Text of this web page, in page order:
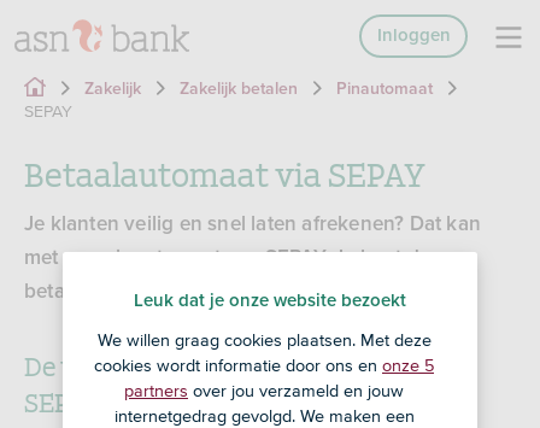
Inloggen
Zakelijk Zakelijk betalen Pinautomaat
SEPAY
Betaalautomaat via SEPAY
Je klanten veilig en snel laten afrekenen? Dat kan
met een pinautomaat van SEPAY. Je kunt de
betaalautomaat kopen, leasen of huren.
De voordelen van een pinautomaat via
SEPAY
Leuk dat je onze website bezoekt
We willen graag cookies plaatsen. Met deze
cookies wordt informatie door ons en onze 5
partners over jou verzameld en jouw
internetgedrag gevolgd. We maken een